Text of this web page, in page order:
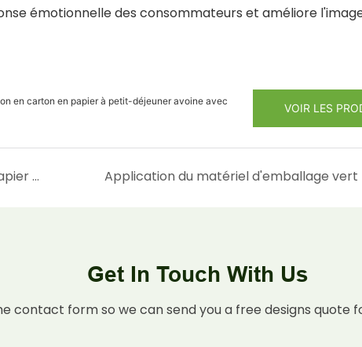
émotionnelle des consommateurs et améliore
en carton en papier à petit-déjeuner avoine avec
VOIR LES
Explorez la sécurité de l'emballage de papier alimentaire Application du matériel d'emballage vert
Get In Touch With Us
contact form so we can send you a free designs